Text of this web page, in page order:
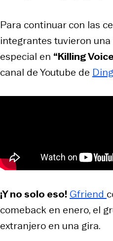
Para continuar con las
integrantes tuvieron
especial en “Killing
canal de Youtube de
¡Y no solo eso! Gfriend
comeback en enero, el
extranjero en una gira.